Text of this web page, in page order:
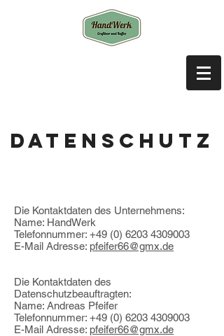
Datenschutz
Die Kontaktdaten des Unternehmens:
Name: HandWerk
Telefonnummer: +49 (0) 6203 4309003
E-Mail Adresse: pfeifer66@gmx.de
Die Kontaktdaten des
Datenschutzbeauftragten:
Name: Andreas Pfeifer
Telefonnummer: +49 (0) 6203 4309003
E-Mail Adresse: pfeifer66@gmx.de